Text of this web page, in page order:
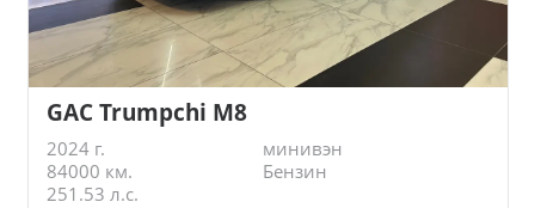
GAC Trumpchi M8
2024 г.
минивэн
84000 км.
Бензин
251.53 л.с.